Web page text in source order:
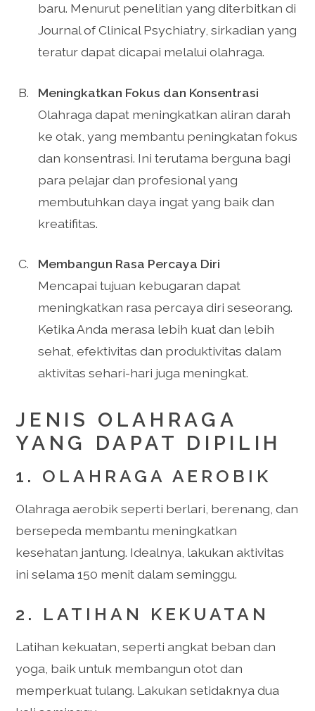
baru. Menurut penelitian yang diterbitkan di
Journal of Clinical Psychiatry, sirkadian yang
teratur dapat dicapai melalui olahraga.
Meningkatkan Fokus dan Konsentrasi
Olahraga dapat meningkatkan aliran darah
ke otak, yang membantu peningkatan fokus
dan konsentrasi. Ini terutama berguna bagi
para pelajar dan profesional yang
membutuhkan daya ingat yang baik dan
kreatifitas.
Membangun Rasa Percaya Diri
Mencapai tujuan kebugaran dapat
meningkatkan rasa percaya diri seseorang.
Ketika Anda merasa lebih kuat dan lebih
sehat, efektivitas dan produktivitas dalam
aktivitas sehari-hari juga meningkat.
JENIS OLAHRAGA
YANG DAPAT DIPILIH
1. OLAHRAGA AEROBIK
Olahraga aerobik seperti berlari, berenang, dan
bersepeda membantu meningkatkan
kesehatan jantung. Idealnya, lakukan aktivitas
ini selama 150 menit dalam seminggu.
2. LATIHAN KEKUATAN
Latihan kekuatan, seperti angkat beban dan
yoga, baik untuk membangun otot dan
memperkuat tulang. Lakukan setidaknya dua